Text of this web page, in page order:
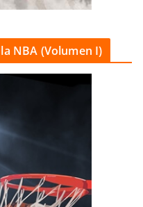
NBA (Volumen I)